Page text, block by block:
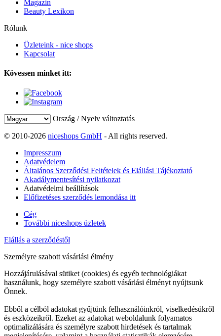
Magazin
Beauty Lexikon
Rólunk
Üzleteink - nice shops
Kapcsolat
Kövessen minket itt:
Ország / Nyelv változtatás
© 2010-2026 niceshops GmbH - All rights reserved.
Impresszum
Adatvédelem
Általános Szerződési Feltételek és Elállási Tájékoztató
Akadálymentesítési nyilatkozat
Adatvédelmi beállítások
Előfizetéses szerződés lemondása itt
Cég
További niceshops üzletek
Elállás a szerződéstől
Személyre szabott vásárlási élmény
Hozzájárulásával sütiket (cookies) és egyéb technológiákat
használunk, hogy személyre szabott vásárlási élményt nyújtsunk
Önnek.
Ebből a célból adatokat gyűjtünk felhasználóinkról, viselkedésükről
és eszközeikről. Ezeket az adatokat weboldalunk folyamatos
optimalizálására és személyre szabott hirdetések és tartalmak